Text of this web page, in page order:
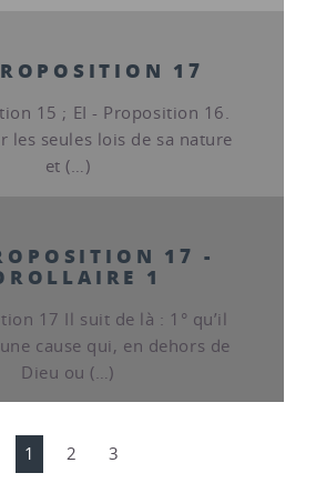
17
15 ; EI - Proposition 16.
les seules lois de sa nature
et (…)
17 -
1
17 Il suit de là : 1° qu’il
cause qui, en dehors de
Dieu ou (…)
1 2 3